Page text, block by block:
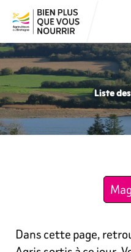
Liste
Dans cette page,